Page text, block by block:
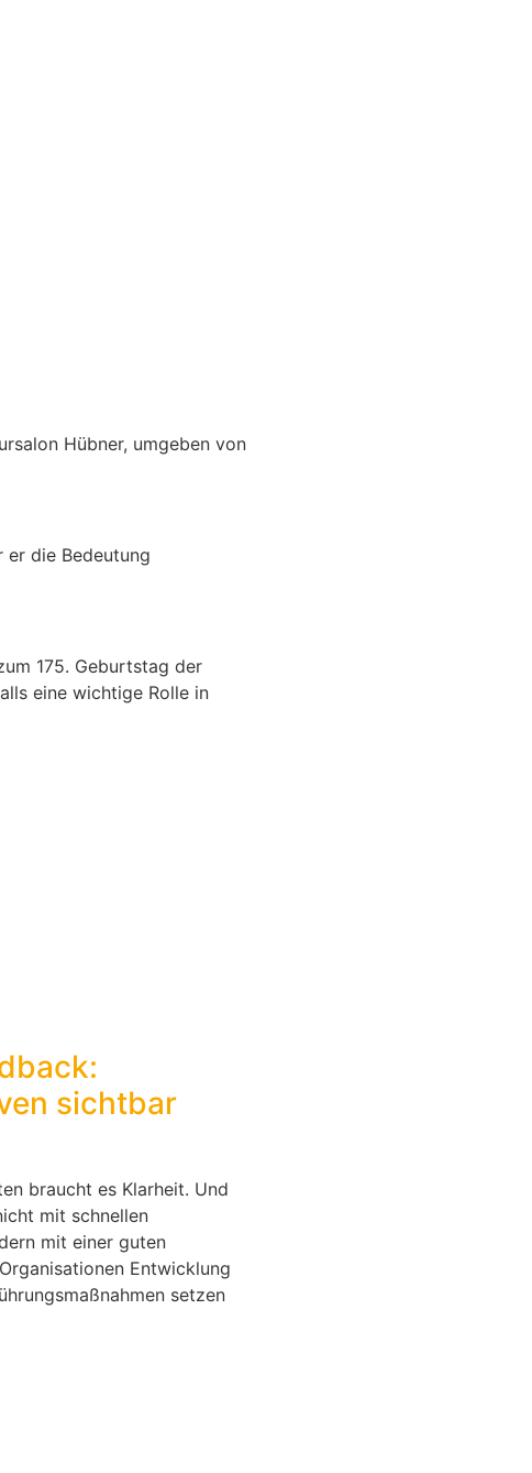
Hübner, umgeben von
er die Bedeutung
175. Geburtstag der
eine wichtige Rolle in
sichtbar
braucht es Klarheit. Und
mit schnellen
mit einer guten
Entwicklung
setzen